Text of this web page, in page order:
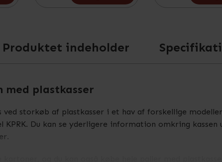
med plastkasser
ved storkøb af plastkasser i et hav af forskellige
KPRK. Du kan se yderligere information omkring
Produktet indeholder